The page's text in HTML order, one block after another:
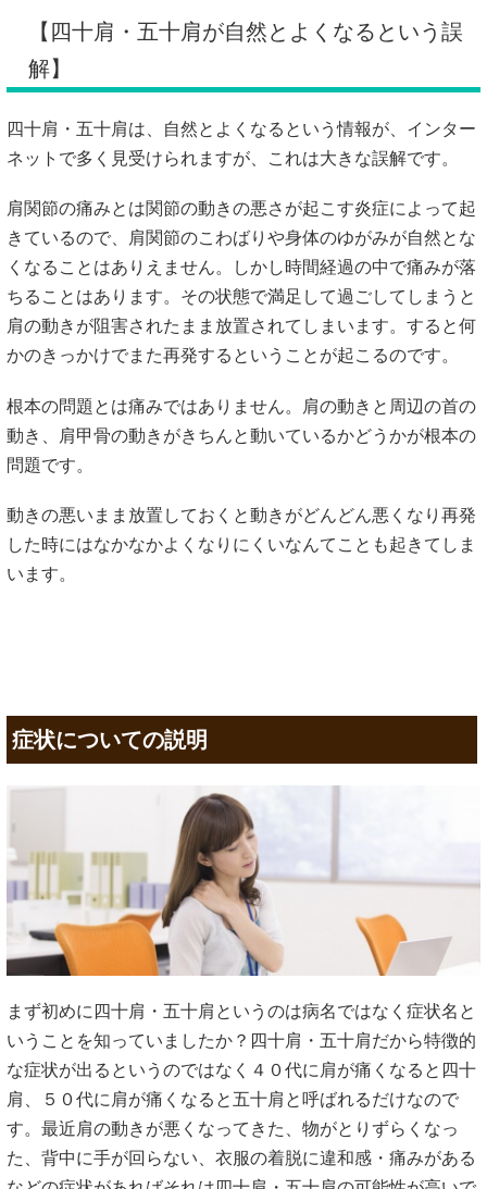
【四十肩・五十肩が自然とよくなるという誤
解】
四十肩・五十肩は、自然とよくなるという情報が、インター
ネットで多く見受けられますが、これは大きな誤解です。
肩関節の痛みとは関節の動きの悪さが起こす炎症によって起
きているので、肩関節のこわばりや身体のゆがみが自然とな
くなることはありえません。しかし時間経過の中で痛みが落
ちることはあります。その状態で満足して過ごしてしまうと
肩の動きが阻害されたまま放置されてしまいます。すると何
かのきっかけでまた再発するということが起こるのです。
根本の問題とは痛みではありません。肩の動きと周辺の首の
動き、肩甲骨の動きがきちんと動いているかどうかが根本の
問題です。
動きの悪いまま放置しておくと動きがどんどん悪くなり再発
した時にはなかなかよくなりにくいなんてことも起きてしま
います。
症状についての説明
まず初めに四十肩・五十肩というのは病名ではなく症状名と
いうことを知っていましたか？四十肩・五十肩だから特徴的
な症状が出るというのではなく４０代に肩が痛くなると四十
肩、５０代に肩が痛くなると五十肩と呼ばれるだけなので
す。最近肩の動きが悪くなってきた、物がとりずらくなっ
た、背中に手が回らない、衣服の着脱に違和感・痛みがある